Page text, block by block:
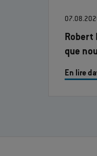
Robert
que
En lire